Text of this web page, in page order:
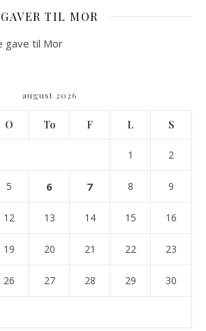
GAVER TIL MOR
gave til Mor
august 2026
O To F L S
1 2
5 6 7 8 9
12 13 14 15 16
19 20 21 22 23
26 27 28 29 30